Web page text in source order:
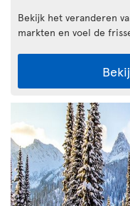
Bekijk het veranderen
markten en voel de